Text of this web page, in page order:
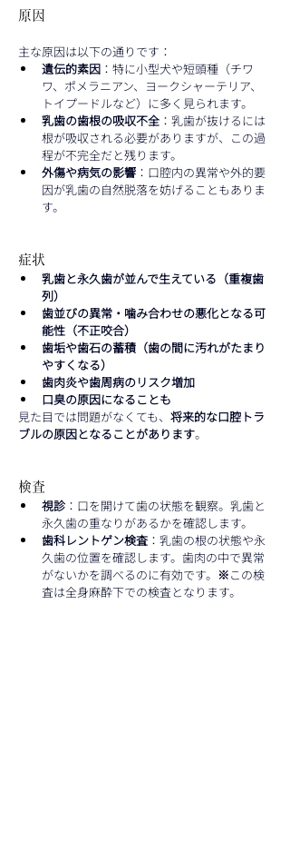
原因
主な原因は以下の通りです：
遺伝的素因 ：特に小型犬や短頭種（チワ
ワ、ポメラニアン、ヨークシャーテリア、
トイプードルなど）に多く見られます。
乳歯の歯根の吸収不全 ：乳歯が抜けるには
根が吸収される必要がありますが、この過
程が不完全だと残ります。
外傷や病気の影響 ：口腔内の異常や外的要
因が乳歯の自然脱落を妨げることもありま
す。
症状
乳歯と永久歯が並んで生えている（重複歯
列）
歯並びの異常・噛み合わせの悪化となる可
能性（不正咬合）
歯垢や歯石の蓄積（歯の間に汚れがたまり
やすくなる）
歯肉炎や歯周病のリスク増加
口臭の原因になることも
見た目では問題がなくても、 将来的な口腔トラ
ブルの原因となることがあります。
検査
視診 ：口を開けて歯の状態を観察。乳歯と
永久歯の重なりがあるかを確認します。
歯科レントゲン検査 ：乳歯の根の状態や永
久歯の位置を確認します。歯肉の中で異常
がないかを調べるのに有効です。 ※この検
査は全身麻酔下での検査となります。